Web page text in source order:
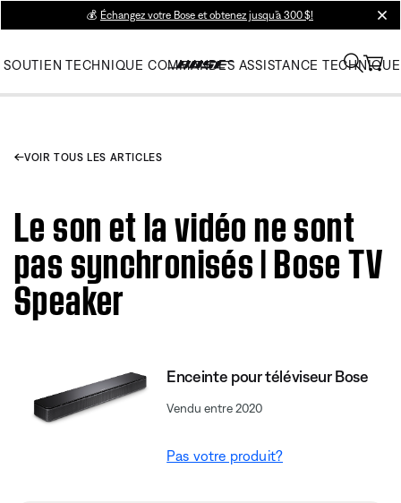
💰 Échangez votre Bose et obtenez jusqu’à 300 $!
SOUTIEN TECHNIQUE COMMANDES ASSISTANCE TECHNIQUE
VOIR TOUS LES ARTICLES
Le son et la vidéo ne sont
pas synchronisés | Bose TV
Speaker
Enceinte pour téléviseur Bose
Vendu entre 2020
Pas votre produit?